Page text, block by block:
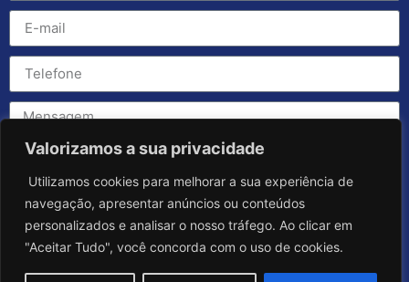
Valorizamos a sua privacidade
Utilizamos cookies para melhorar a sua experiência de
navegação, apresentar anúncios ou conteúdos
personalizados e analisar o nosso tráfego. Ao clicar em
"Aceitar Tudo", você concorda com o uso de cookies.